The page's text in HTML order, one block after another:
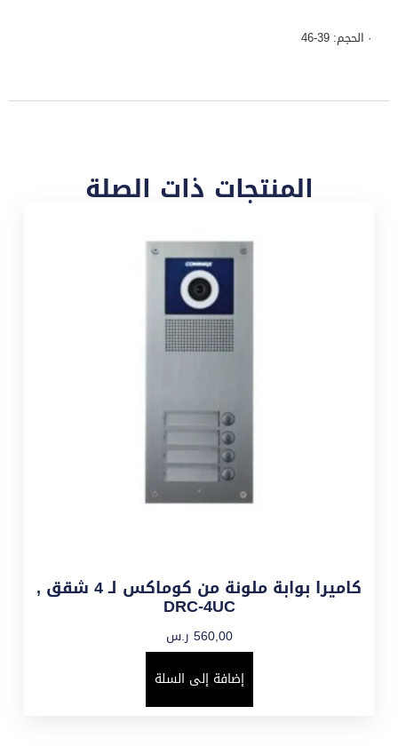
· الحجم: 39-46
المنتجات ذات الصلة
كاميرا بوابة ملونة من كوماكس لـ 4 شقق ,
DRC-4UC
560,00 ر.س
إضافة إلى السلة